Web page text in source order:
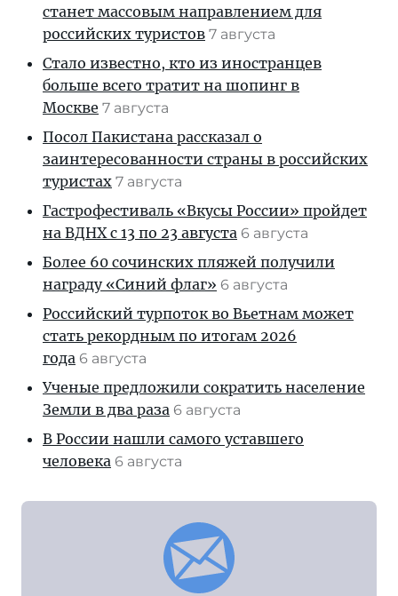
станет массовым направлением для
российских туристов 7 августа
Стало известно, кто из иностранцев
больше всего тратит на шопинг в
Москве 7 августа
Посол Пакистана рассказал о
заинтересованности страны в российских
туристах 7 августа
Гастрофестиваль «Вкусы России» пройдет
на ВДНХ с 13 по 23 августа 6 августа
Более 60 сочинских пляжей получили
награду «Синий флаг» 6 августа
Российский турпоток во Вьетнам может
стать рекордным по итогам 2026
года 6 августа
Ученые предложили сократить население
Земли в два раза 6 августа
В России нашли самого уставшего
человека 6 августа